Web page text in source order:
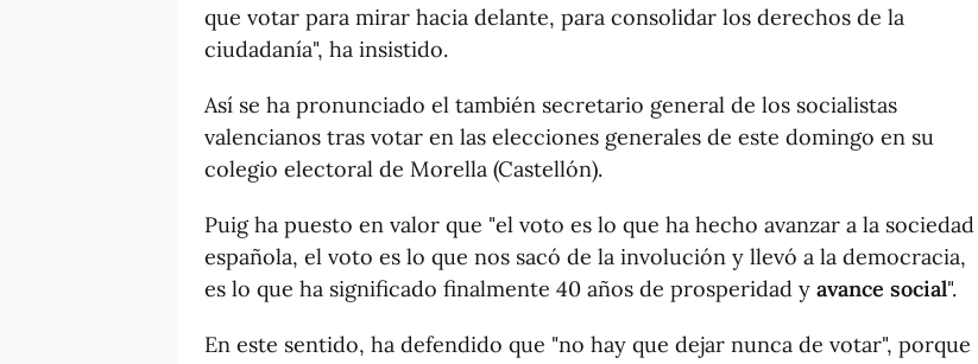
que votar para mirar hacia delante, para consolidar los derechos de la
ciudadanía", ha insistido.
Así se ha pronunciado el también secretario general de los socialistas
valencianos tras votar en las elecciones generales de este domingo en su
colegio electoral de Morella (Castellón).
Puig ha puesto en valor que "el voto es lo que ha hecho avanzar a la sociedad
española, el voto es lo que nos sacó de la involución y llevó a la democracia,
es lo que ha significado finalmente 40 años de prosperidad y avance social".
En este sentido, ha defendido que "no hay que dejar nunca de votar", porque